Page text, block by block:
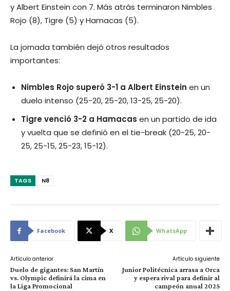
y Albert Einstein con 7. Más atrás terminaron Nimbles
Rojo (8), Tigre (5) y Hamacas (5).
La jornada también dejó otros resultados
importantes:
Nimbles Rojo superó 3-1 a Albert Einstein en un
duelo intenso (25-20, 25-20, 13-25, 25-20).
Tigre venció 3-2 a Hamacas en un partido de ida
y vuelta que se definió en el tie-break (20-25, 20-
25, 25-15, 25-23, 15-12).
TAGS N8
Facebook X WhatsApp
Artículo anterior
Duelo de gigantes: San Martín
vs. Olympic definirá la cima en
la Liga Promocional
Artículo siguiente
Junior Politécnica arrasa a Orca
y espera rival para definir al
campeón anual 2025